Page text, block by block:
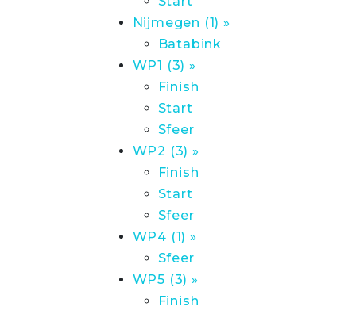
Nijmegen (1) »
Batabink
WP1 (3) »
Finish
Start
Sfeer
WP2 (3) »
Finish
Start
Sfeer
WP4 (1) »
Sfeer
WP5 (3) »
Finish